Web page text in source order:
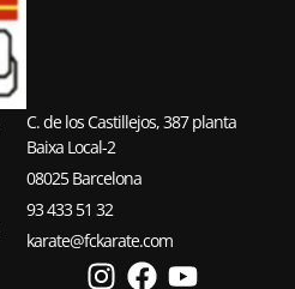
C. de los Castillejos, 387 planta
Baixa Local-2
08025 Barcelona
93 433 51 32
karate@fckarate.com